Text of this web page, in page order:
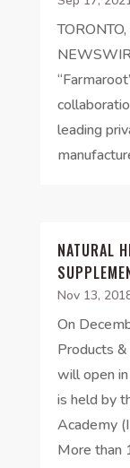
leading
NATURAL
Nov 13,
On
Products
will open
is held by
Academy
More than